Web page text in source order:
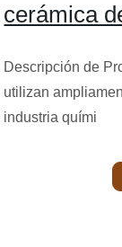
cerámica
Descripción de
utilizan
industria quími